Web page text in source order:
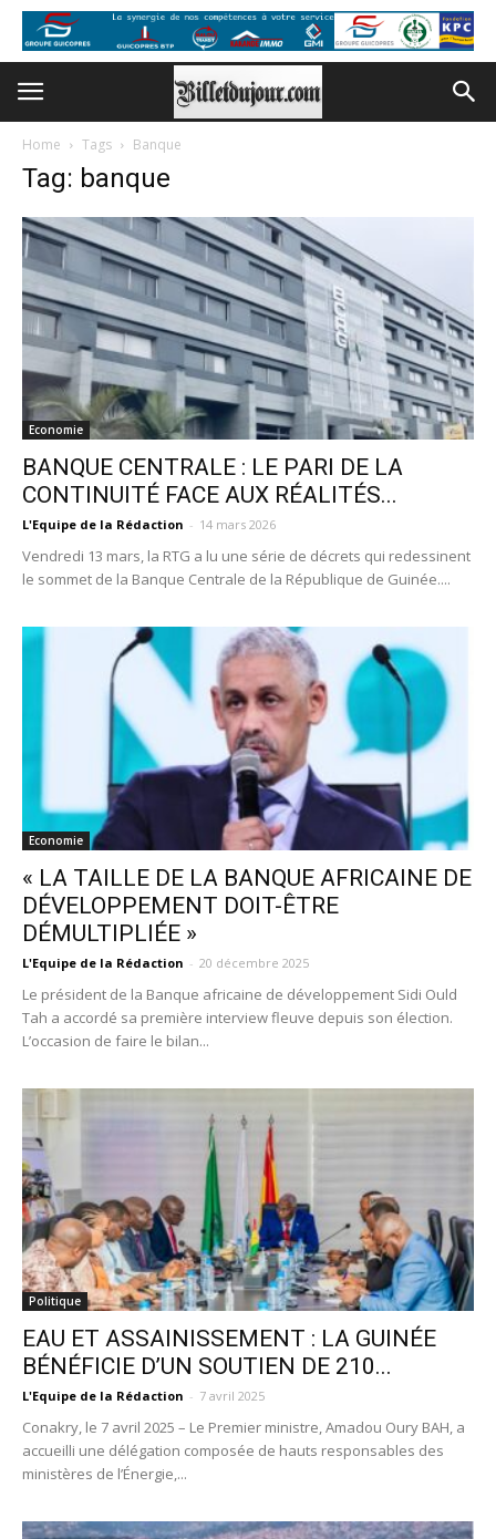
Home Tags Banque
Tag: banque
Economie
BANQUE CENTRALE : LE PARI DE LA
CONTINUITÉ FACE AUX RÉALITÉS...
L'Equipe de la Rédaction - 14 mars 2026
Vendredi 13 mars, la RTG a lu une série de décrets qui redessinent
le sommet de la Banque Centrale de la République de Guinée....
Economie
« LA TAILLE DE LA BANQUE AFRICAINE DE
DÉVELOPPEMENT DOIT-ÊTRE
DÉMULTIPLIÉE »
L'Equipe de la Rédaction - 20 décembre 2025
Le président de la Banque africaine de développement Sidi Ould
Tah a accordé sa première interview fleuve depuis son élection.
L’occasion de faire le bilan...
Politique
EAU ET ASSAINISSEMENT : LA GUINÉE
BÉNÉFICIE D’UN SOUTIEN DE 210...
L'Equipe de la Rédaction - 7 avril 2025
Conakry, le 7 avril 2025 – Le Premier ministre, Amadou Oury BAH, a
accueilli une délégation composée de hauts responsables des
ministères de l’Énergie,...